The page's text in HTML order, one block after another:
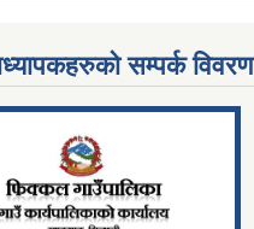
सम्पर्क विवरण